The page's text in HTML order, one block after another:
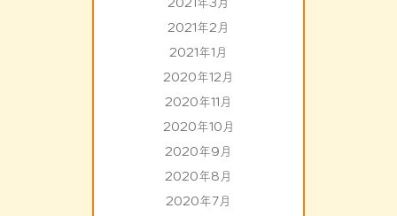
2021年2月
2021年1月
2020年12月
2020年11月
2020年10月
2020年9月
2020年8月
2020年7月